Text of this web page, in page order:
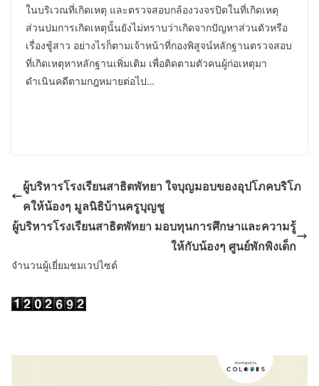
ในบริเวณที่เกิดเหตุ และตรวจสอบกล้องวงจรปิดในที่เกิดเหตุ
ส่วนปมการเกิดเหตุนั้นยังไม่ทราบว่าเกิดจากปัญหาส่วนตัวหรือ
เรื่องชู้สาว อย่างไรก็ตามเจ้าหน้าที่กองพิสูจน์หลักฐานตรวจสอบ
ที่เกิดเหตุหาหลักฐานเพิ่มเติม เพื่อติดตามตัวคนผู้ก่อเหตุมา
ดำเนินคดีตามกฎหมายต่อไป…
ผู้บริหารโรงเรียนสาธิตพัทยา ใจบุญมอบของอุปโภคบริโภ
คให้น้องๆ มูลนิธิบ้านครูบุญชู
ผู้บริหารโรงเรียนสาธิตพัทยา มอบทุนการศึกษาและความรู้
ให้กับน้องๆ ศูนย์พักพิงเด็ก
จำนวนผู้เยี่ยมชมเวปไซต์